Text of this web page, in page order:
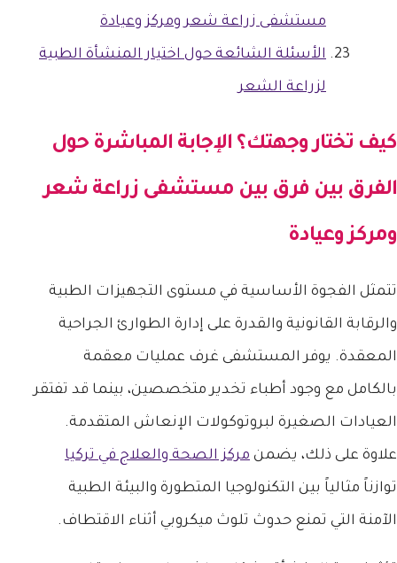
مستشفى زراعة شعر ومركز وعيادة
الأسئلة الشائعة حول اختيار المنشأة الطبية
لزراعة الشعر
كيف تختار وجهتك؟ الإجابة المباشرة حول
الفرق بين فرق بين مستشفى زراعة شعر
ومركز وعيادة
تتمثل الفجوة الأساسية في مستوى التجهيزات الطبية
والرقابة القانونية والقدرة على إدارة الطوارئ الجراحية
المعقدة. يوفر المستشفى غرف عمليات معقمة
بالكامل مع وجود أطباء تخدير متخصصين، بينما قد تفتقر
العيادات الصغيرة لبروتوكولات الإنعاش المتقدمة.
علاوة على ذلك، يضمن مركز الصحة والعلاج في تركيا
توازناً مثالياً بين التكنولوجيا المتطورة والبيئة الطبية
الآمنة التي تمنع حدوث تلوث ميكروبي أثناء الاقتطاف.